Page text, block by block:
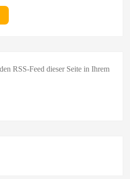
RSS-Feed dieser Seite in Ihrem